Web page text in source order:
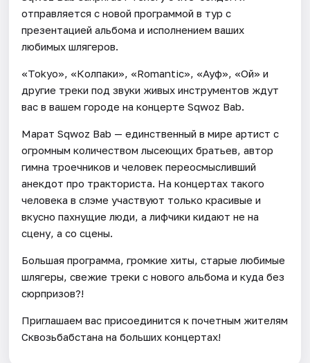
отправляется с новой программой в тур с
презентацией альбома и исполнением ваших
любимых шлягеров.
«Tokyo», «Колпаки», «Romantic», «Ауф», «Ой» и
другие треки под звуки живых инструментов ждут
вас в вашем городе на концерте Sqwoz Bab.
Марат Sqwoz Bab — единственный в мире артист с
огромным количеством лысеющих братьев, автор
гимна троечников и человек переосмысливший
анекдот про тракториста. На концертах такого
человека в слэме участвуют только красивые и
вкусно пахнущие люди, а лифчики кидают не на
сцену, а со сцены.
Большая программа, громкие хиты, старые любимые
шлягеры, свежие треки с нового альбома и куда без
сюрпризов?!
Приглашаем вас присоединится к почетным жителям
Сквозьбабстана на больших концертах!